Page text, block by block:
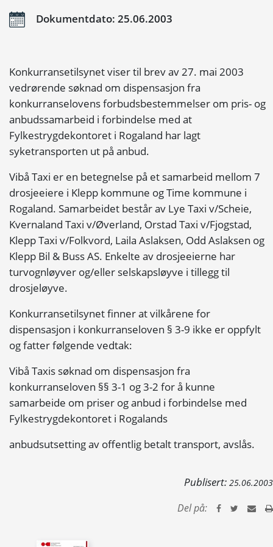
Dokumentdato: 25.06.2003
Konkurransetilsynet viser til brev av 27. mai 2003
vedrørende søknad om dispensasjon fra
konkurranselovens forbudsbestemmelser om pris- og
anbudssamarbeid i forbindelse med at
Fylkestrygdekontoret i Rogaland har lagt
syketransporten ut på anbud.
Vibå Taxi er en betegnelse på et samarbeid mellom 7
drosjeeiere i Klepp kommune og Time kommune i
Rogaland. Samarbeidet består av Lye Taxi v/Scheie,
Kvernaland Taxi v/Øverland, Orstad Taxi v/Fjogstad,
Klepp Taxi v/Folkvord, Laila Aslaksen, Odd Aslaksen og
Klepp Bil & Buss AS. Enkelte av drosjeeierne har
turvognløyver og/eller selskapsløyve i tillegg til
drosjeløyve.
Konkurransetilsynet finner at vilkårene for
dispensasjon i konkurranseloven § 3-9 ikke er oppfylt
og fatter følgende vedtak:
Vibå Taxis søknad om dispensasjon fra
konkurranseloven §§ 3-1 og 3-2 for å kunne
samarbeide om priser og anbud i forbindelse med
Fylkestrygdekontoret i Rogalands
anbudsutsetting av offentlig betalt transport, avslås.
Publisert: 25.06.2003
Del på: